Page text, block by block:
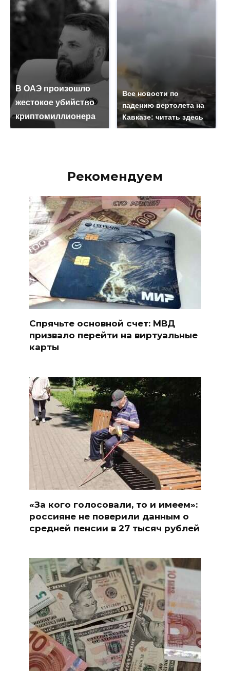
В ОАЭ произошло
жестокое убийство
криптомиллионера
Все новости по
падению вертолета на
Кавказе: читать здесь
Рекомендуем
Спрячьте основной счет: МВД
призвало перейти на виртуальные
карты
«За кого голосовали, то и имеем»:
россияне не поверили данным о
средней пенсии в 27 тысяч рублей